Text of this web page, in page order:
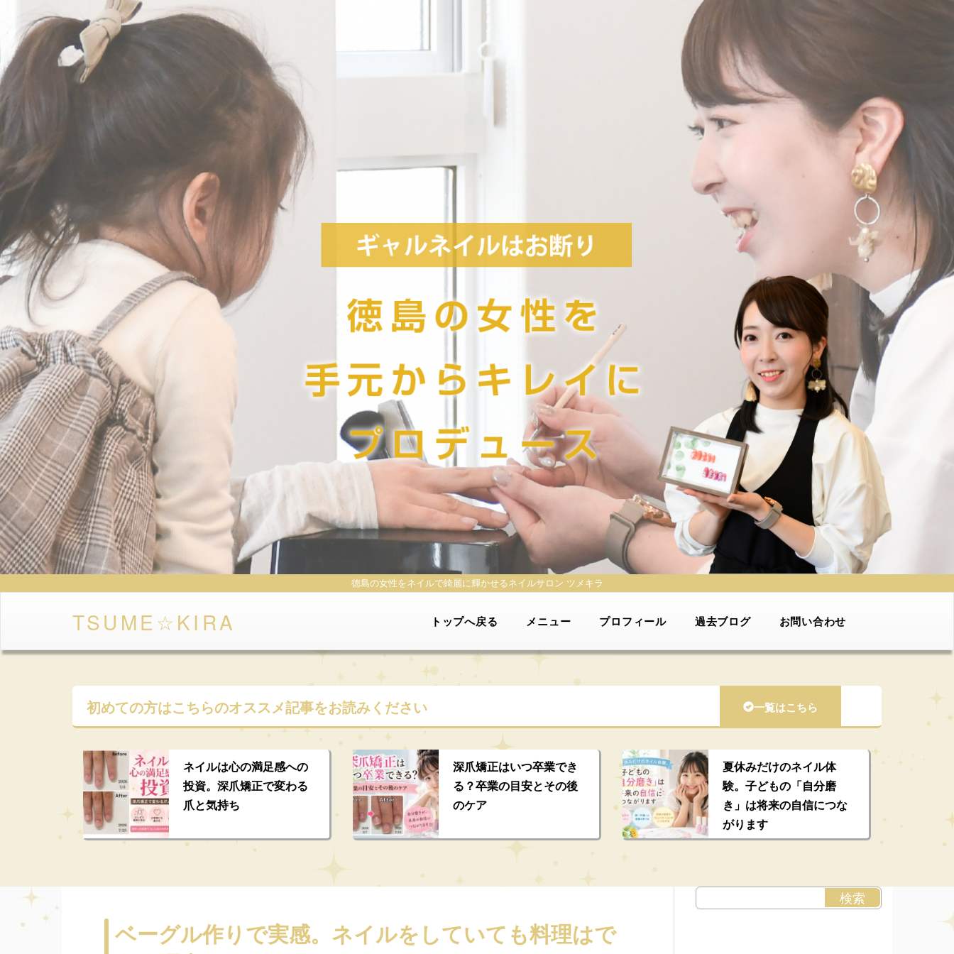
徳島の女性をネイルで綺麗に輝かせるネイルサロン ツメキラ
TSUME☆KIRA トップへ戻る メニュー プロフィール 過去ブログ お問い合わせ
初めての方はこちらのオススメ記事をお読みください 一覧はこちら
ネイルは心の満足感への
投資。深爪矯正で変わる
爪と気持ち
深爪矯正はいつ卒業でき
る？卒業の目安とその後
のケア
夏休みだけのネイル体
験。子どもの「自分磨
き」は将来の自信につな
がります
ベーグル作りで実感。ネイルをしていても料理はで